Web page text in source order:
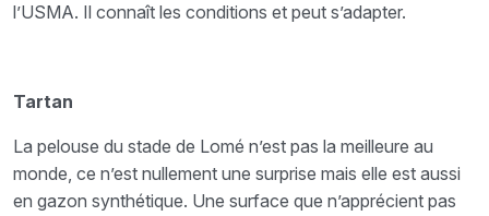
l’USMA. Il connaît les conditions et peut s’adapter.
Tartan
La pelouse du stade de Lomé n’est pas la meilleure au
monde, ce n’est nullement une surprise mais elle est aussi
en gazon synthétique. Une surface que n’apprécient pas